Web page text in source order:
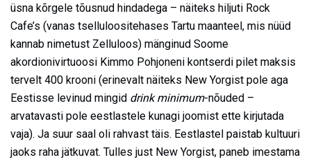
üsna kõrgele tõusnud hindadega – näiteks hiljuti Rock
Cafe’s (vanas tselluloositehases Tartu maanteel, mis nüüd
kannab nimetust Zelluloos) mänginud Soome
akordionivirtuoosi Kimmo Pohjoneni kontserdi pilet maksis
tervelt 400 krooni (erinevalt näiteks New Yorgist pole aga
Eestisse levinud mingid drink minimum-nõuded –
arvatavasti pole eestlastele kunagi joomist ette kirjutada
vaja). Ja suur saal oli rahvast täis. Eestlastel paistab kultuuri
jaoks raha jätkuvat. Tulles just New Yorgist, paneb imestama